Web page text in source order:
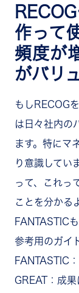
作って
頻度が
がバリ
もしRECOG
は日々社内の
ます。特にマ
り意識してい
って、これっ
ことを分かる
FANTASTIC
参考用のガイ
FANTASTIC
GREAT：成